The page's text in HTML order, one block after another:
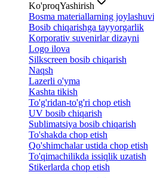
Ko'proqYashirish
Bosma materiallarning joylashuvi
Bosib chiqarishga tayyorgarlik
Korporativ suvenirlar dizayni
Logo ilova
Silkscreen bosib chiqarish
Naqsh
Lazerli o'yma
Kashta tikish
To'g'ridan-to'g'ri chop etish
UV bosib chiqarish
Sublimatsiya bosib chiqarish
To'shakda chop etish
Qo'shimchalar ustida chop etish
To'qimachilikda issiqlik uzatish
Stikerlarda chop etish